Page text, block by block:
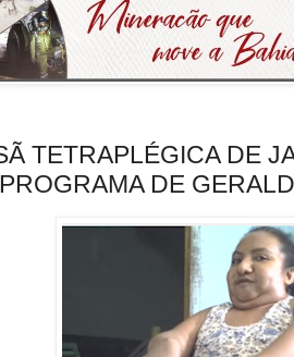
TETRAPLÉGICA DE
DE